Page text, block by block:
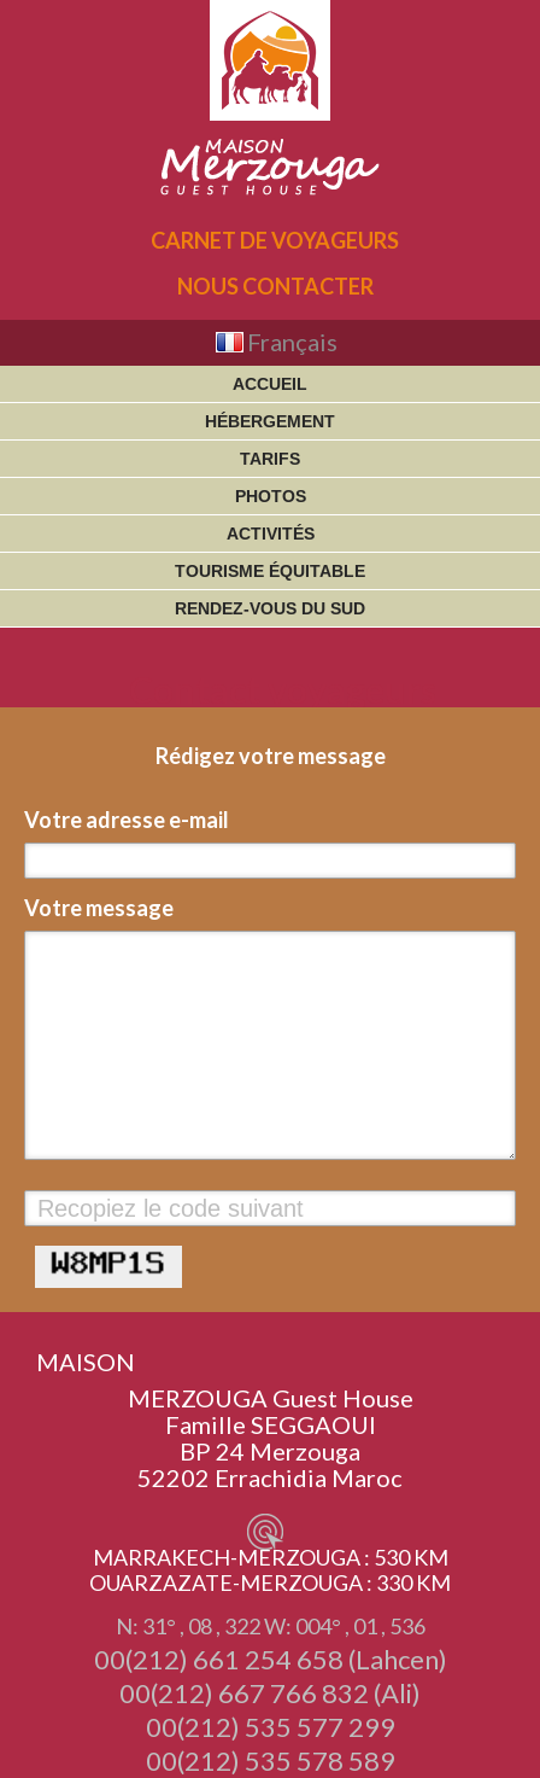
CARNET DE VOYAGEURS
NOUS CONTACTER
Français
ACCUEIL
HÉBERGEMENT
TARIFS
PHOTOS
ACTIVITÉS
TOURISME ÉQUITABLE
RENDEZ-VOUS DU SUD
Rédigez votre message
Votre adresse e-mail
Votre message
MAISON
MERZOUGA Guest House
Famille SEGGAOUI
BP 24 Merzouga
52202 Errachidia Maroc
MARRAKECH-MERZOUGA : 530 KM
OUARZAZATE-MERZOUGA : 330 KM
N: 31° , 08 , 322 W: 004° , 01 , 536
00(212) 661 254 658 (Lahcen)
00(212) 667 766 832 (Ali)
00(212) 535 577 299
00(212) 535 578 589